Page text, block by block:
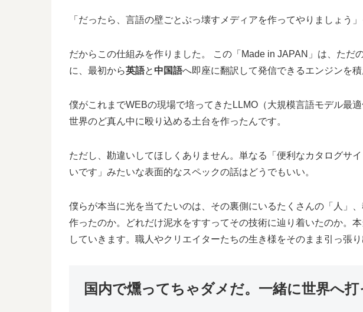
「だったら、言語の壁ごとぶっ壊すメディアを作ってやりましょう」
だからこの仕組みを作りました。 この「Made in JAPAN」は、ただ
に、最初から英語と 中国語へ即座に翻訳して発信できるエンジンを積
僕がこれまでWEBの現場で培ってきたLLMO（大規模言語モデル最
世界のど真ん中に殴り込める土台を作ったんです。
ただし、勘違いしてほしくありません。単なる「便利なカタログサ
いです」みたいな表面的なスペックの話はどうでもいい。
僕らが本当に光を当てたいのは、その裏側にいるたくさんの「人」
作ったのか。どれだけ泥水をすすってその技術に辿り着いたのか。
していきます。職人やクリエイターたちの生き様をそのまま引っ張
国内で燻ってちゃダメだ。一緒に世界へ